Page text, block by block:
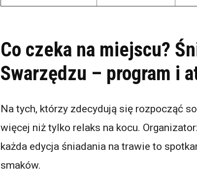
Co czeka na miejscu?
Swarzędzu – program i
Na tych, którzy zdecydują się rozpocząć
więcej niż tylko relaks na kocu.
każda edycja śniadania na trawie to
smaków.